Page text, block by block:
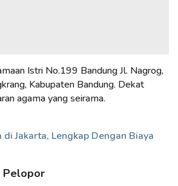
Istri No.199 Bandung Jl. Nagrog,
Kabupaten Bandung. Dekat
agama yang seirama.
Jakarta, Lengkap Dengan Biaya
Pelopor